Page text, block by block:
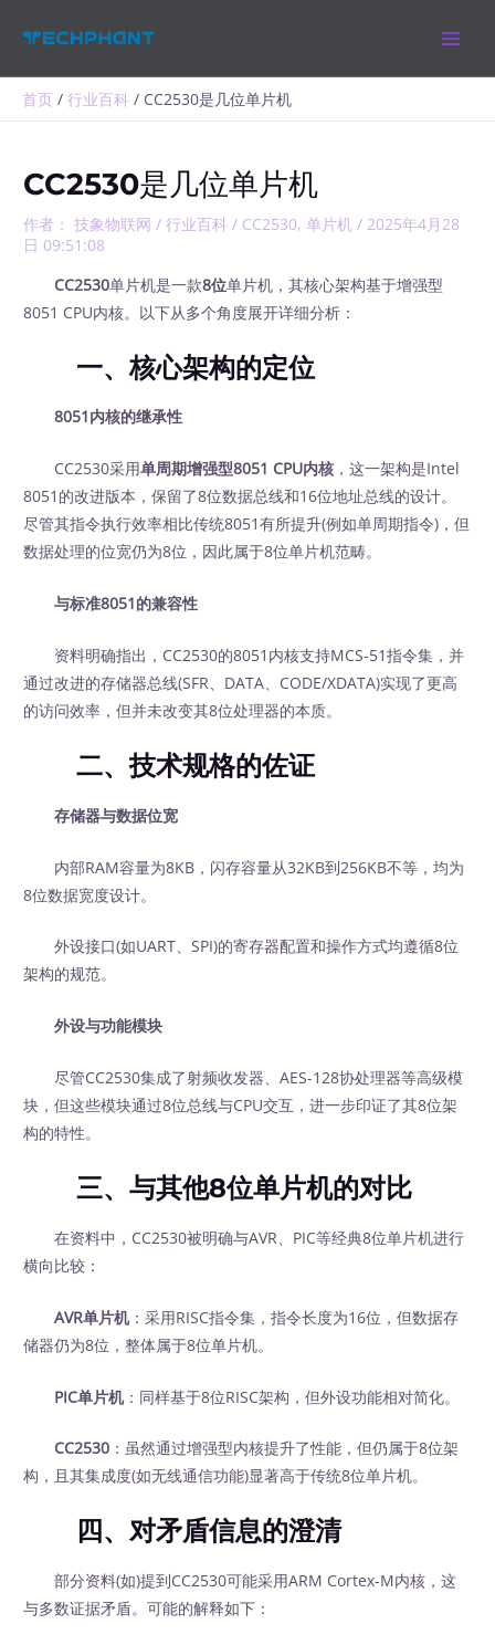
首页 行业百科 CC2530是几位单片机
CC2530是几位单片机
作者： 技象物联网/行业百科 / CC2530,单片机 /2025年4月28
日 09:51:08
CC2530单片机是一款8位单片机，其核心架构基于增强型
8051 CPU内核。以下从多个角度展开详细分析：
一、核心架构的定位
8051内核的继承性
CC2530采用单周期增强型8051 CPU内核 ，这一架构是Intel
8051的改进版本，保留了8位数据总线和16位地址总线的设计。
尽管其指令执行效率相比传统8051有所提升(例如单周期指令)，但
数据处理的位宽仍为8位，因此属于8位单片机范畴。
与标准8051的兼容性
资料明确指出，CC2530的8051内核支持MCS-51指令集，并
通过改进的存储器总线(SFR、DATA、CODE/XDATA)实现了更高
的访问效率，但并未改变其8位处理器的本质。
二、技术规格的佐证
存储器与数据位宽
内部RAM容量为8KB，闪存容量从32KB到256KB不等，均为
8位数据宽度设计。
外设接口(如UART、SPI)的寄存器配置和操作方式均遵循8位
架构的规范。
外设与功能模块
尽管CC2530集成了射频收发器、AES-128协处理器等高级模
块，但这些模块通过8位总线与CPU交互，进一步印证了其8位架
构的特性。
三、与其他8位单片机的对比
在资料中，CC2530被明确与AVR、PIC等经典8位单片机进行
横向比较：
AVR单片机：采用RISC指令集，指令长度为16位，但数据存
储器仍为8位，整体属于8位单片机。
PIC单片机：同样基于8位RISC架构，但外设功能相对简化。
CC2530 ：虽然通过增强型内核提升了性能，但仍属于8位架
构，且其集成度(如无线通信功能)显著高于传统8位单片机。
四、对矛盾信息的澄清
部分资料(如)提到CC2530可能采用ARM Cortex-M内核，这
与多数证据矛盾。可能的解释如下：